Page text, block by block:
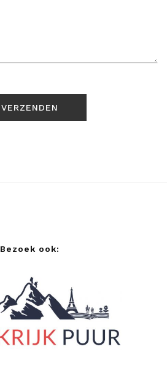
Bezoek ook: